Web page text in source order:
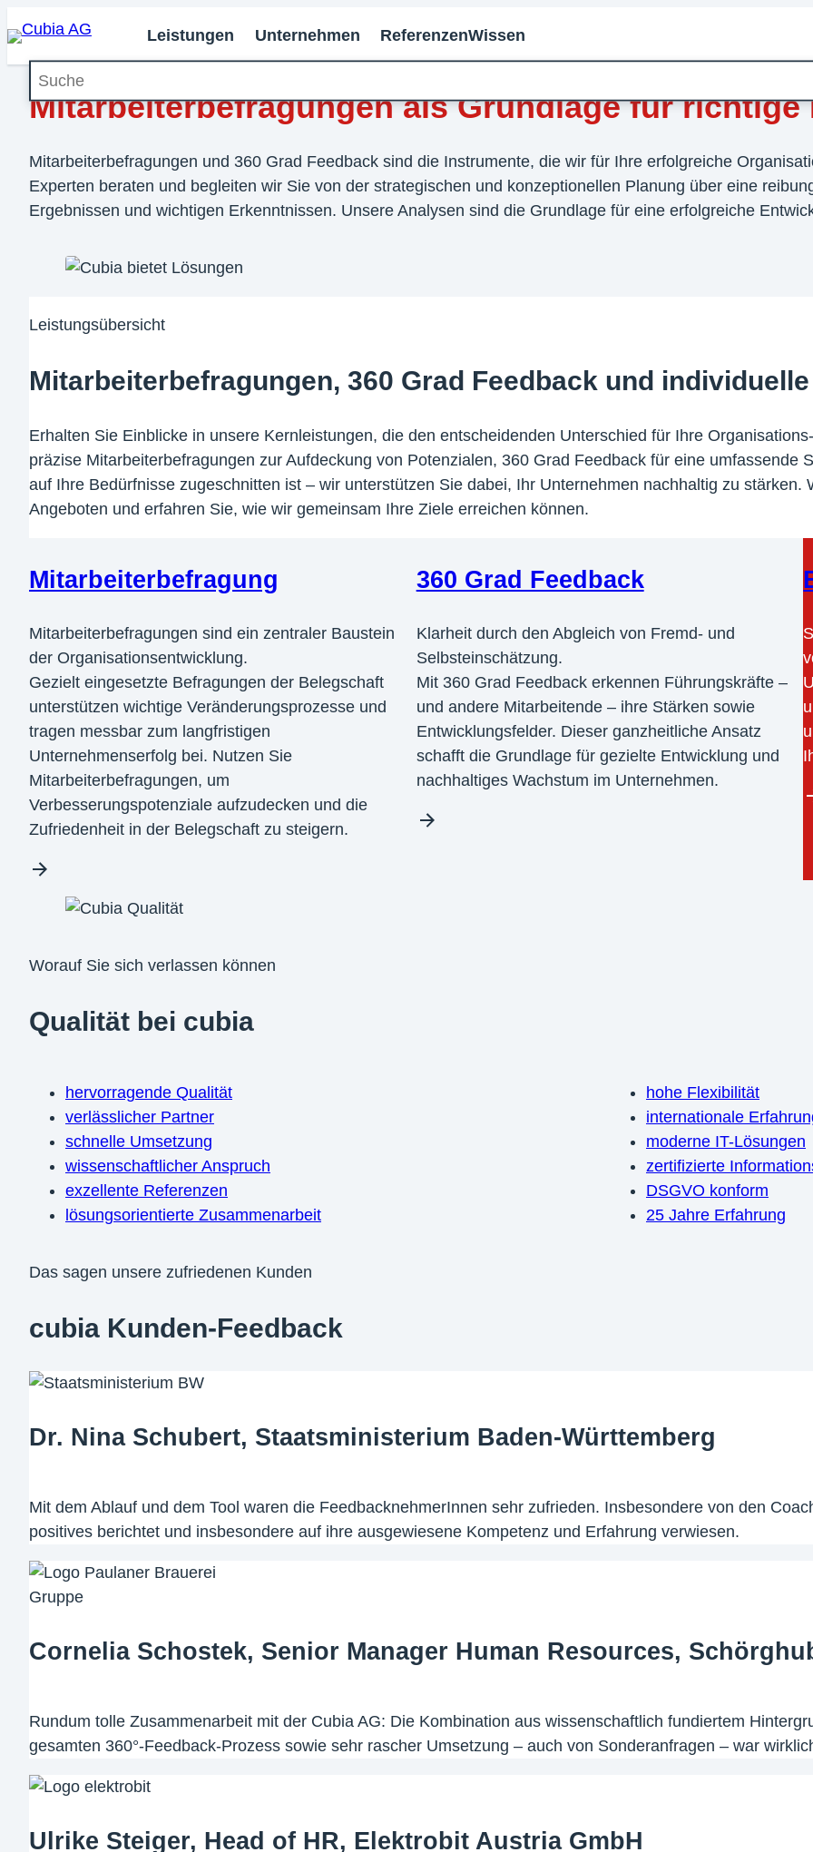
Suche
Leistungen Unternehmen ReferenzenWissen
Mitarbeiterbefragungen als Grundlage für
Mitarbeiterbefragungen und 360 Grad Feedback sind die Instrumente, die wir für Ihre erfolgreiche
Experten beraten und begleiten wir Sie von der strategischen und konzeptionellen Planung über eine
Ergebnissen und wichtigen Erkenntnissen. Unsere Analysen sind die Grundlage für eine erfolgreiche
Leistungsübersicht
Mitarbeiterbefragungen, 360 Grad Feedback und
Erhalten Sie Einblicke in unsere Kernleistungen, die den entscheidenden Unterschied für Ihre
präzise Mitarbeiterbefragungen zur Aufdeckung von Potenzialen, 360 Grad Feedback für eine umfassende
auf Ihre Bedürfnisse zugeschnitten ist – wir unterstützen Sie dabei, Ihr Unternehmen nachhaltig zu
Angeboten und erfahren Sie, wie wir gemeinsam Ihre Ziele erreichen können.
Mitarbeiterbefragung
Mitarbeiterbefragungen sind ein zentraler Baustein
der Organisationsentwicklung.
Gezielt eingesetzte Befragungen der Belegschaft
unterstützen wichtige Veränderungsprozesse und
tragen messbar zum langfristigen
Unternehmenserfolg bei. Nutzen Sie
Mitarbeiterbefragungen, um
Verbesserungspotenziale aufzudecken und die
Zufriedenheit in der Belegschaft zu steigern.
360 Grad Feedback
Klarheit durch den Abgleich von Fremd- und
Selbsteinschätzung.
Mit 360 Grad Feedback erkennen Führungskräfte –
und andere Mitarbeitende – ihre Stärken sowie
Entwicklungsfelder. Dieser ganzheitliche Ansatz
schafft die Grundlage für gezielte Entwicklung und
nachhaltiges Wachstum im Unternehmen.
Worauf Sie sich verlassen können
Qualität bei cubia
hervorragende Qualität
verlässlicher Partner
schnelle Umsetzung
wissenschaftlicher Anspruch
exzellente Referenzen
lösungsorientierte Zusammenarbeit
hohe Flexibilität
internationale
moderne IT-Lösungen
zertifizierte
DSGVO konform
25 Jahre Erfahrung
Das sagen unsere zufriedenen Kunden
cubia Kunden-Feedback
Dr. Nina Schubert, Staatsministerium Baden-Württemberg
Mit dem Ablauf und dem Tool waren die FeedbacknehmerInnen sehr zufrieden. Insbesondere von den
positives berichtet und insbesondere auf ihre ausgewiesene Kompetenz und Erfahrung verwiesen.
Cornelia Schostek, Senior Manager Human Resources,
Rundum tolle Zusammenarbeit mit der Cubia AG: Die Kombination aus wissenschaftlich fundiertem
gesamten 360°-Feedback-Prozess sowie sehr rascher Umsetzung – auch von Sonderanfragen – war
Ulrike Steiger, Head of HR, Elektrobit Austria GmbH